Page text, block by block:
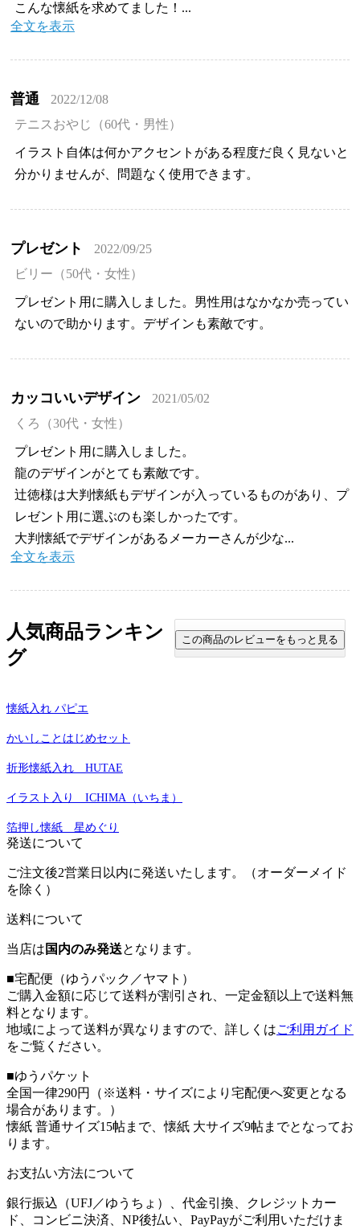
こんな懐紙を求めてました！...
全文を表示
普通
2022/12/08
テニスおやじ（60代・男性）
イラスト自体は何かアクセントがある程度だ良く見ないと
分かりませんが、問題なく使用できます。
プレゼント
2022/09/25
ビリー（50代・女性）
プレゼント用に購入しました。男性用はなかなか売ってい
ないので助かります。デザインも素敵です。
カッコいいデザイン
2021/05/02
くろ（30代・女性）
プレゼント用に購入しました。
龍のデザインがとても素敵です。
辻徳様は大判懐紙もデザインが入っているものがあり、プ
レゼント用に選ぶのも楽しかったです。
大判懐紙でデザインがあるメーカーさんが少な...
全文を表示
人気商品ランキン
グ
懐紙入れ パピエ
かいしことはじめセット
折形懐紙入れ HUTAE
イラスト入り ICHIMA（いちま）
箔押し懐紙 星めぐり
発送について
ご注文後2営業日以内に発送いたします。（オーダーメイド
を除く）
送料について
当店は 国内のみ発送となります。
■宅配便（ゆうパック／ヤマト）
ご購入金額に応じて送料が割引され、一定金額以上で送料無
料となります。
地域によって送料が異なりますので、詳しくはご利用ガイド
をご覧ください。
■ゆうパケット
全国一律290円（※送料・サイズにより宅配便へ変更となる
場合があります。）
懐紙 普通サイズ15帖まで、懐紙 大サイズ9帖までとなってお
ります。
お支払い方法について
銀行振込（UFJ／ゆうちょ）、代金引換、クレジットカー
ド、コンビニ決済、NP後払い、PayPayがご利用いただけま